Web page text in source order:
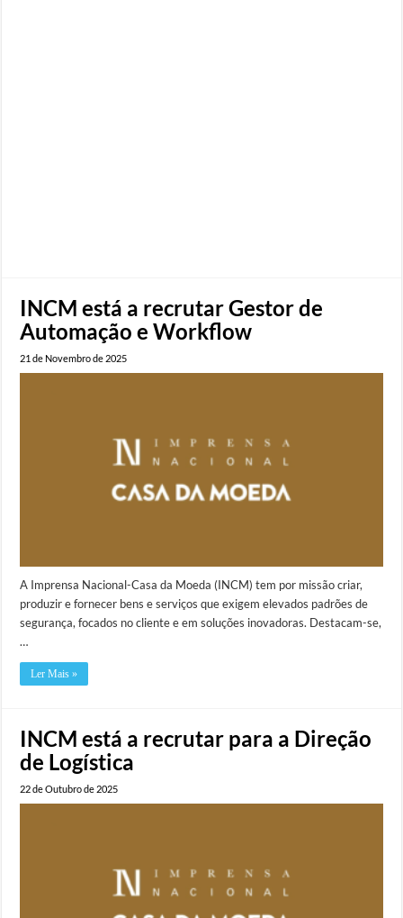
INCM está a recrutar Gestor de
Automação e Workflow
21 de Novembro de 2025
A Imprensa Nacional-Casa da Moeda (INCM) tem por missão criar,
produzir e fornecer bens e serviços que exigem elevados padrões de
segurança, focados no cliente e em soluções inovadoras. Destacam-se,
…
Ler Mais »
INCM está a recrutar para a Direção
de Logística
22 de Outubro de 2025